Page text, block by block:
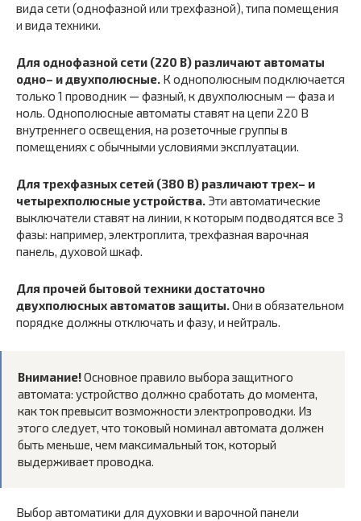
вида сети (однофазной или трехфазной), типа помещения
и вида техники.
Для однофазной сети (220 В) различают автоматы
одно– и двухполюсные. К однополюсным подключается
только 1 проводник — фазный, к двухполюсным — фаза и
ноль. Однополюсные автоматы ставят на цепи 220 В
внутреннего освещения, на розеточные группы в
помещениях с обычными условиями эксплуатации.
Для трехфазных сетей (380 В) различают трех– и
четырехполюсные устройства. Эти автоматические
выключатели ставят на линии, к которым подводятся все 3
фазы: например, электроплита, трехфазная варочная
панель, духовой шкаф.
Для прочей бытовой техники достаточно
двухполюсных автоматов защиты.Они в обязательном
порядке должны отключать и фазу, и нейтраль.
Внимание!Основное правило выбора защитного
автомата: устройство должно сработать до момента,
как ток превысит возможности электропроводки. Из
этого следует, что токовый номинал автомата должен
быть меньше, чем максимальный ток, который
выдерживает проводка.
Выбор автоматики для духовки и варочной панели